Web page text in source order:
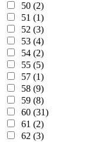
50 (2)
51 (1)
52 (3)
53 (4)
54 (2)
55 (5)
57 (1)
58 (9)
59 (8)
60 (31)
61 (2)
62 (3)